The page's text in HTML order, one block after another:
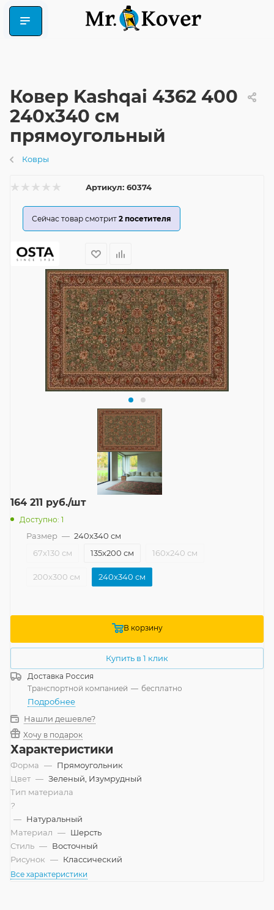
Ковер Kashqai 4362 400
240x340 см
прямоугольный
Ковры
Артикул: 60374
Сейчас товар смотрит 2 посетителя
164 211 руб./шт
Доступно: 1
Размер — 240x340 см
67x130 см
135x200 см 160x240 см
200x300 см 240x340 см
В корзину
Купить в 1 клик
Доставка Россия
Транспортной компанией — бесплатно
Подробнее
Нашли дешевле?
Хочу в подарок
Характеристики
Форма — Прямоугольник
Цвет — Зеленый, Изумрудный
Тип материала
?
— Натуральный
Материал — Шерсть
Стиль — Восточный
Рисунок — Классический
Все характеристики